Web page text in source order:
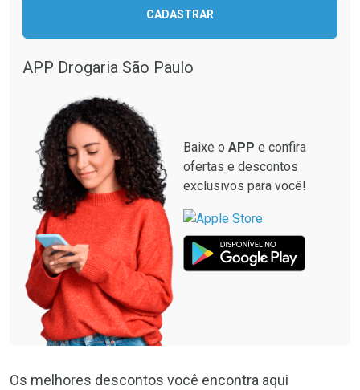
CADASTRAR
APP Drogaria São Paulo
Baixe o APP e confira
ofertas e descontos
exclusivos para você!
Os melhores descontos você encontra aqui